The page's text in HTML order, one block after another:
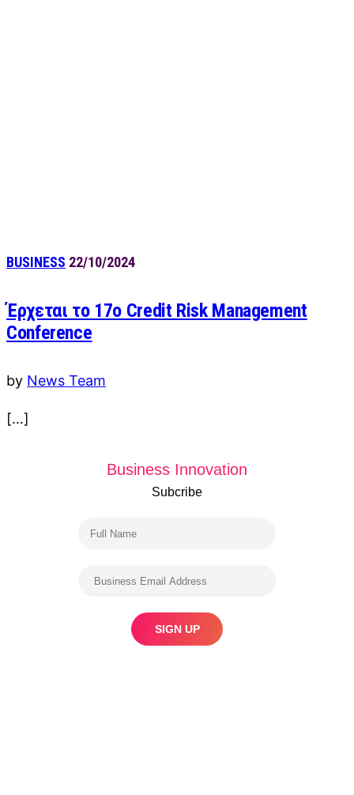
BUSINESS 22/10/2024
Έρχεται το 17ο Credit Risk Management
Conference
by News Team
[…]
Business Innovation
Subcribe